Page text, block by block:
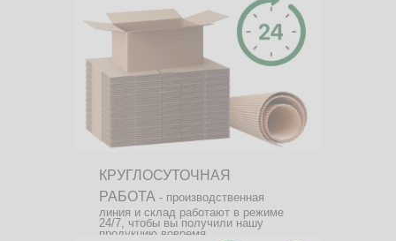
КРУГЛОСУТОЧНАЯ
РАБОТА - производственная
линия и склад работают в режиме
24/7, чтобы вы получили нашу
продукцию вовремя.